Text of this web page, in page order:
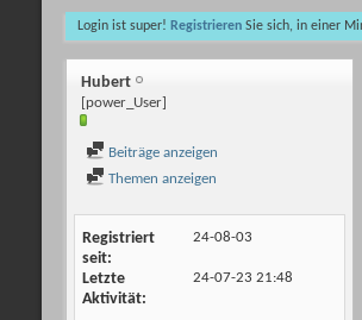
Login ist super! Registrieren Sie sich, in einer
Hubert
[power_User]
Beiträge anzeigen
Themen anzeigen
Registriert
seit
24-08-03
Letzte
Aktivität
24-07-23 21:48